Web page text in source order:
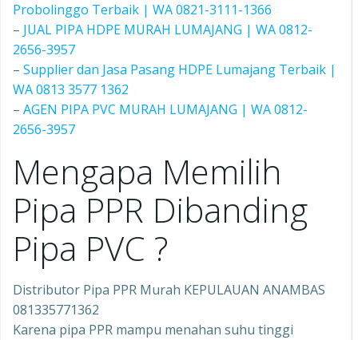
Probolinggo Terbaik | WA 0821-3111-1366
– JUAL PIPA HDPE MURAH LUMAJANG | WA 0812-
2656-3957
– Supplier dan Jasa Pasang HDPE Lumajang Terbaik |
WA 0813 3577 1362
– AGEN PIPA PVC MURAH LUMAJANG | WA 0812-
2656-3957
Mengapa Memilih
Pipa PPR Dibanding
Pipa PVC ?
Distributor Pipa PPR Murah KEPULAUAN ANAMBAS
081335771362
Karena pipa PPR mampu menahan suhu tinggi